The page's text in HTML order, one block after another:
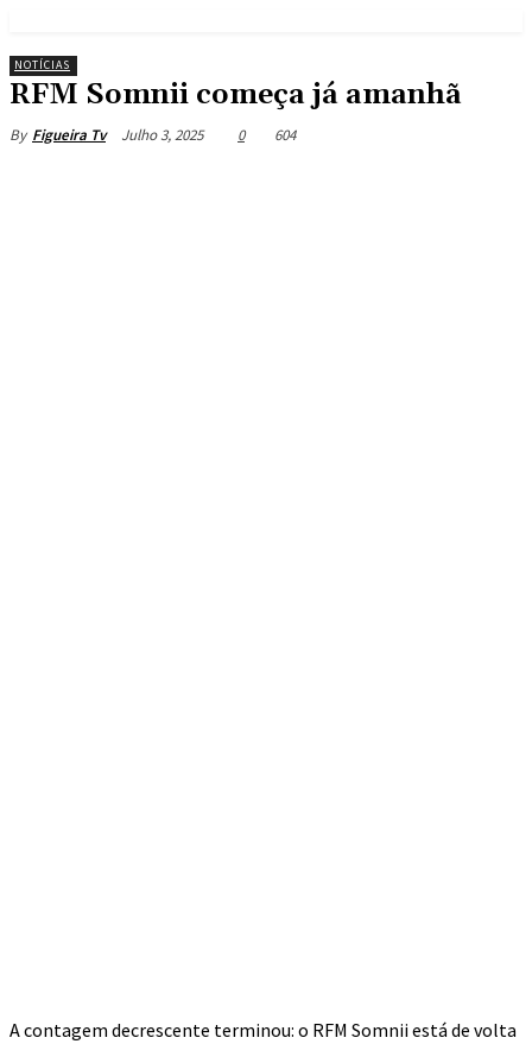
NOTÍCIAS
RFM Somnii começa já amanhã
By Figueira Tv Julho 3, 2025 0 604
A contagem decrescente terminou: o RFM Somnii está de volta